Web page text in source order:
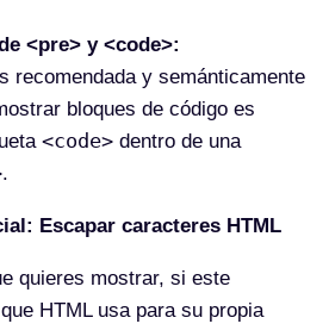
<pre> y <code>:
recomendada y semánticamente
bloques de código es
<code> dentro de una
.
Escapar caracteres HTML
quieres mostrar, si este
HTML usa para su propia